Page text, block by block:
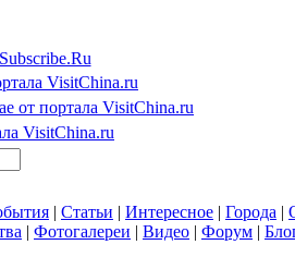
Subscribe.Ru
VisitChina.ru
от портала VisitChina.ru
VisitChina.ru
| Статьи | Интересное | Города |
| Фотогалереи | Видео | Форум |